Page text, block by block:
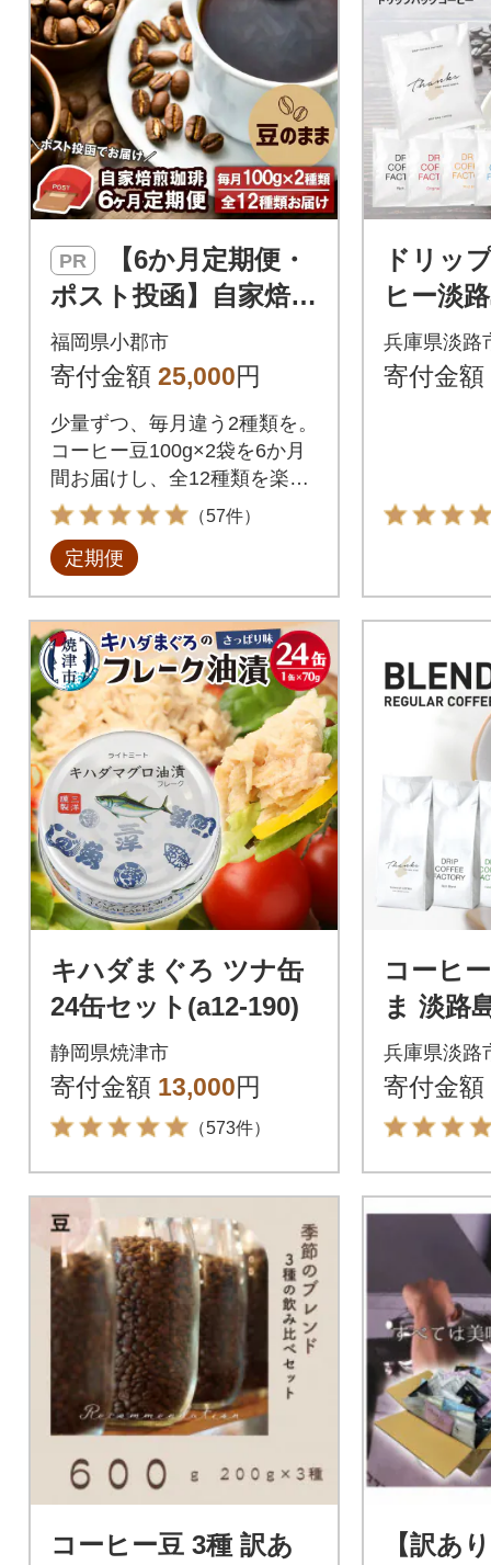
PR
ポスト投函】自家焙煎
コーヒー豆 100g×2袋
全12種[No5354-0229]
福岡県小郡市
寄付金額 25,000円
少量ずつ、毎月違う2種類を。
コーヒー豆100g×2袋を6か月
間お届けし、全12種類を楽し
める自家焙煎珈琲の定期便で
す。
（57件）
定期便
ドリッ
ヒー淡
セット
み比べ
兵庫県淡路
寄付金額
キハダまぐろ ツナ缶
24缶セット(a12-190)
静岡県焼津市
寄付金額 13,000円
（573件）
コーヒ
ま 淡路
ット 3
4袋)
兵庫県淡路
寄付金額
コーヒー豆 3種 訳あ
【訳あ